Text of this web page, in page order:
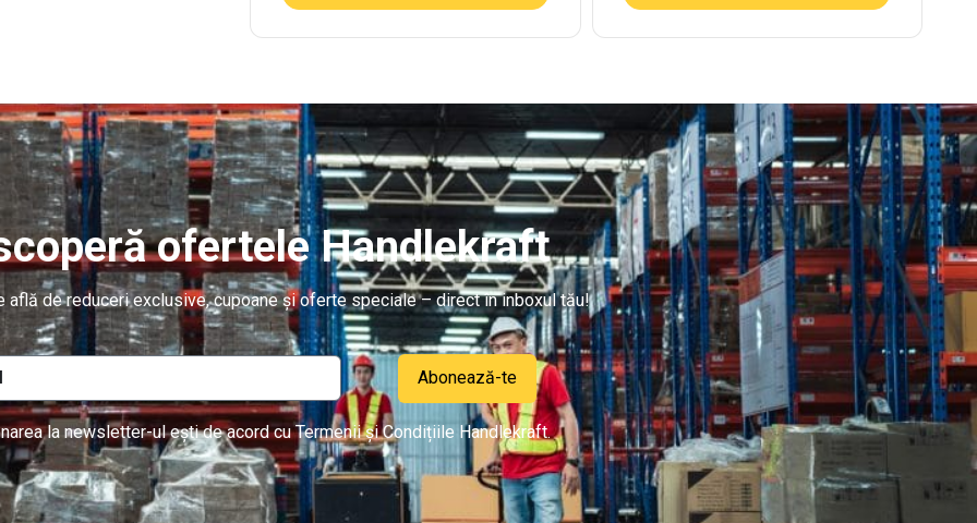
ofertele Handlekraft
află de reduceri exclusive, cupoane și oferte speciale – direct în inboxul tău!
Abonează-te
la newsletter-ul ești de acord cu Termenii și Condițiile Handlekraft.